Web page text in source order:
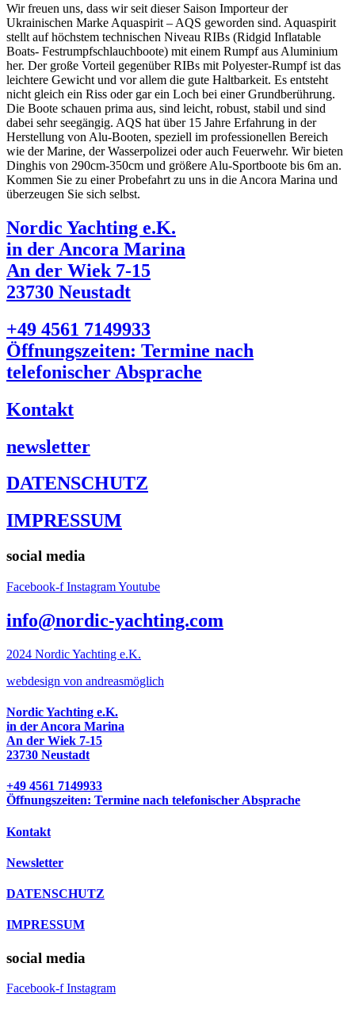
Wir freuen uns, dass wir seit dieser Saison Importeur der
Ukrainischen Marke Aquaspirit – AQS geworden sind. Aquaspirit
stellt auf höchstem technischen Niveau RIBs (Ridgid Inflatable
Boats- Festrumpfschlauchboote) mit einem Rumpf aus Aluminium
her. Der große Vorteil gegenüber RIBs mit Polyester-Rumpf ist das
leichtere Gewicht und vor allem die gute Haltbarkeit. Es entsteht
nicht gleich ein Riss oder gar ein Loch bei einer Grundberührung.
Die Boote schauen prima aus, sind leicht, robust, stabil und sind
dabei sehr seegängig. AQS hat über 15 Jahre Erfahrung in der
Herstellung von Alu-Booten, speziell im professionellen Bereich
wie der Marine, der Wasserpolizei oder auch Feuerwehr. Wir bieten
Dinghis von 290cm-350cm und größere Alu-Sportboote bis 6m an.
Kommen Sie zu einer Probefahrt zu uns in die Ancora Marina und
überzeugen Sie sich selbst.
Nordic Yachting e.K.
in der Ancora Marina
An der Wiek 7-15
23730 Neustadt
+49 4561 7149933
Öffnungszeiten: Termine nach
telefonischer Absprache
Kontakt
newsletter
DATENSCHUTZ
IMPRESSUM
social media
Facebook-f InstagramYoutube
info@nordic-yachting.com
2024 Nordic Yachting e.K.
webdesign von andreasmöglich
Nordic Yachting e.K.
in der Ancora Marina
An der Wiek 7-15
23730 Neustadt
+49 4561 7149933
Öffnungszeiten: Termine nach telefonischer Absprache
Kontakt
Newsletter
DATENSCHUTZ
IMPRESSUM
social media
Facebook-f Instagram